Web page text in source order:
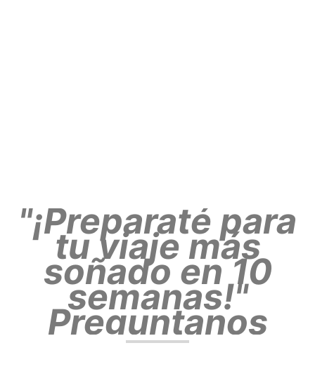
"¡Preparaté para
tu viaje más
soñado en 10
semanas!"
Preguntanos